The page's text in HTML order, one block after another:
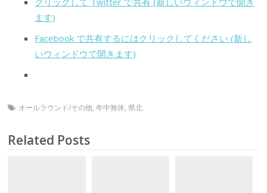
ます)
Facebook で共有するにはクリックしてください (新し
いウィンドウで開きます)
オールラウンド/その他,年中無休, 県北
Related Posts